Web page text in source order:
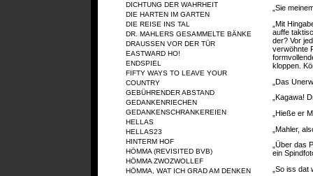
DICHTUNG DER WAHRHEIT
DIE HARTEN IM GARTEN
DIE REISE INS TAL
DR. MAHLERS GESAMMELTE BÄNKE
DRAUSSEN VOR DER TÜR
EASTWARD HO!
ENDSPIEL
FIFTY WAYS TO LEAVE YOUR
COUNTRY
GEBÜHRENDER ABSTAND
GEDANKENRIECHEN
GEDANKENSCHRANKEREIEN
HELLAS
HELLAS23
HINTERM HOF
HÖMMA (REVISITED BVB)
HÖMMA ZWOZWOLLEF
HÖMMA, WAT ICH GRAD AM DENKEN
„Sie
„Mit
auffe
der? Vor
verwöhnte
kloppen.
„Das
„Kagawa!
„Hieße er
„Mahler,
„Über das
ein
„So iss dat